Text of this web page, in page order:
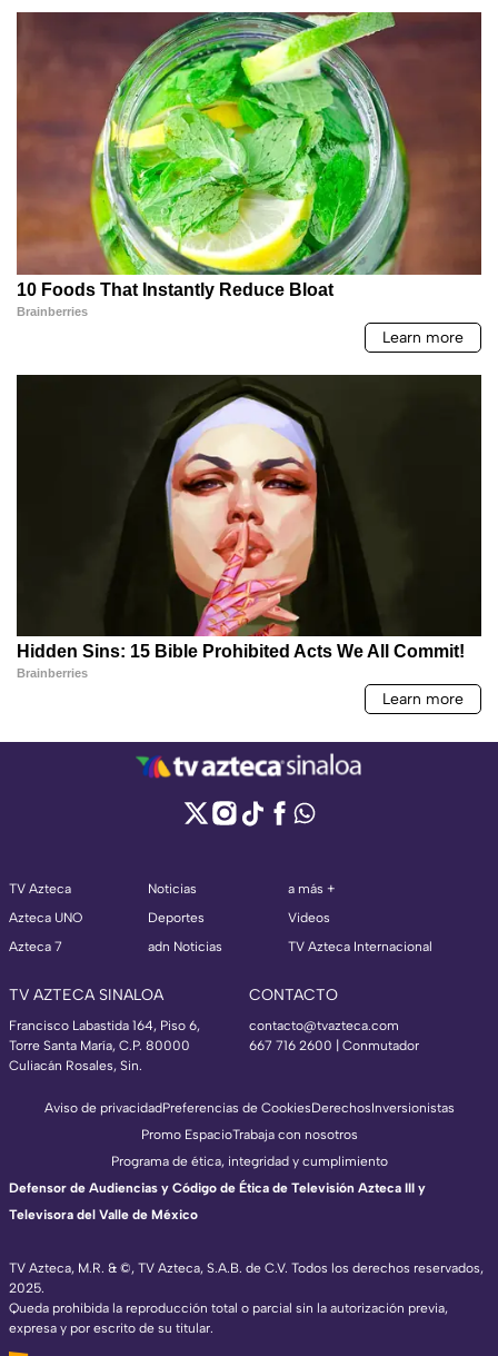
TV Azteca
Azteca UNO
Azteca 7
Noticias
Deportes
adn Noticias
a más +
Videos
TV Azteca Internacional
TV AZTECA SINALOA
Francisco Labastida 164, Piso 6,
Torre Santa María, C.P. 80000
Culiacán Rosales, Sin.
CONTACTO
contacto@tvazteca.com
667 716 2600 | Conmutador
TV Azteca, M.R. & ©, TV Azteca, S.A.B. de C.V. Todos los derechos reservados,
2025.
Queda prohibida la reproducción total o parcial sin la autorización previa,
expresa y por escrito de su titular.
Aviso de privacidadPreferencias de CookiesDerechosInversionistas
Promo EspacioTrabaja con nosotros
Programa de ética, integridad y cumplimiento
Defensor de Audiencias y Código de Ética de Televisión Azteca III y
Televisora del Valle de México